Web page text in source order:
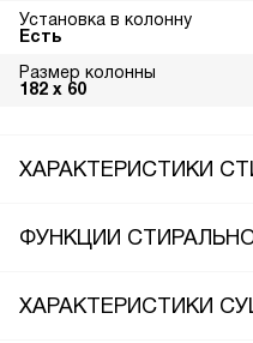
Установка в колонну
Есть
Размер колонны
182 х 60
ХАРАКТЕРИСТИКИ
ФУНКЦИИ
ХАРАКТЕРИСТИКИ